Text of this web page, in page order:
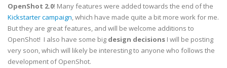
OpenShot 2.0! Many features were added towards the end of the
Kickstarter campaign, which have made quite a bit more work for me.
But they are great features, and will be welcome additions to
OpenShot! I also have some big design decisions I will be posting
very soon, which will likely be interesting to anyone who follows the
development of OpenShot.